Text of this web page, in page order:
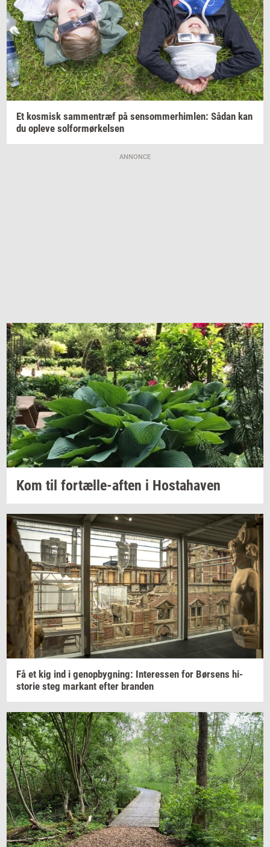
Et kos­misk sam­men­træf på sen­som­mer­him­len: Sådan kan
du op­le­ve sol­for­mør­kel­sen
ANNONCE
Kom til fortælle-​aften i Hosta­ha­ven
Få et kig ind i genop­byg­ning: In­ter­es­sen for Bør­sens hi­
sto­rie steg mar­kant efter bran­den